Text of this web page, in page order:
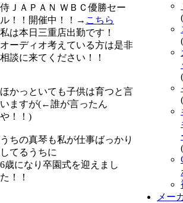
侍ＪＡＰＡＮ ＷＢＣ優勝セー
ル！！開催中！！→ こちら
私は本日三重店出勤です！
オーディオ考えている方は是非
相談に来てください！！
ほかっといても子供は育つと言
いますが(←誰が言ったん
や！！)
うちの真琴も私が仕事ばっかり
してるうちに
6歳になり卒園式を迎えまし
た！！
メー